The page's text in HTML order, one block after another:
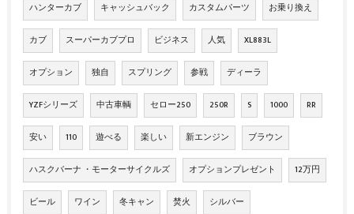
ハンターカブ キャッシュバック カスタムパーツ お乗り換え
カブ スーパーカブプロ ビジネス 人気 XL883L
オプション 独自 スプリング 参戦 ディーラ
YZFシリーズ 中古車輌 セロー250 250R S 1000 RR
安い 110 遊べる 楽しい 新エンジン ブラウン
ハスクバーナ ・モーターサイクルズ オプションプレゼント 12万円
ビール ワイン 冬キャン 焚火 シルバー